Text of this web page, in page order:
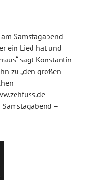
Samstagabend –
ein Lied hat und
sagt Konstantin
zu „den großen
Samstagabend –